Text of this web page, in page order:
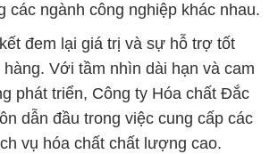
các ngành công nghiệp khác nhau.
đem lại giá trị và sự hỗ trợ tốt
hàng. Với tầm nhìn dài hạn và cam
phát triển, Công ty Hóa chất Đắc
dẫn đầu trong việc cung cấp các
vụ hóa chất chất lượng cao.